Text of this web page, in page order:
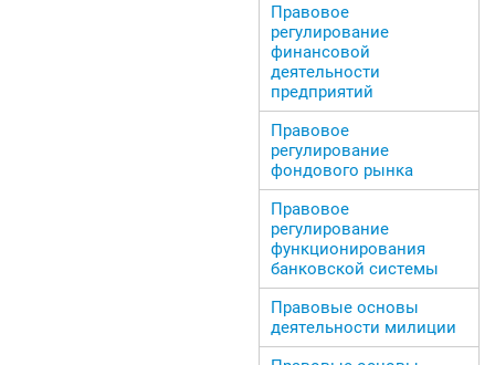
Правовое
регулирование
финансовой
деятельности
предприятий
Правовое
регулирование
фондового рынка
Правовое
регулирование
функционирования
банковской системы
Правовые основы
деятельности милиции